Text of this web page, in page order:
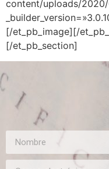
content/uploads/
[/et_pb_image][/
[/et_pb_section]